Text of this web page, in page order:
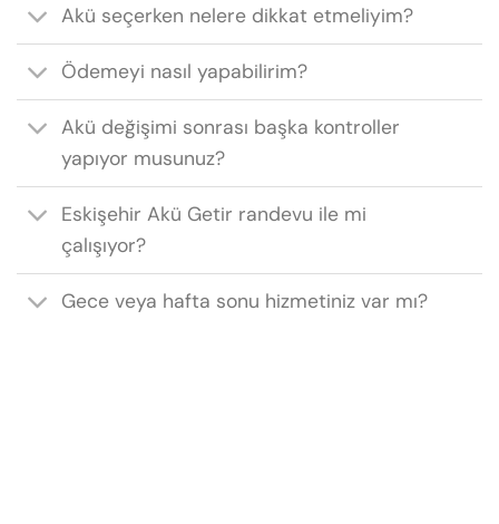
Akü seçerken nelere dikkat etmeliyim?
Ödemeyi nasıl yapabilirim?
Akü değişimi sonrası başka kontroller
yapıyor musunuz?
Eskişehir Akü Getir randevu ile mi
çalışıyor?
Gece veya hafta sonu hizmetiniz var mı?